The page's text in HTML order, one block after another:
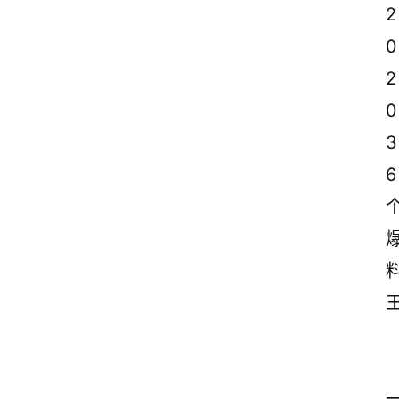
2
0
2
0
3
6